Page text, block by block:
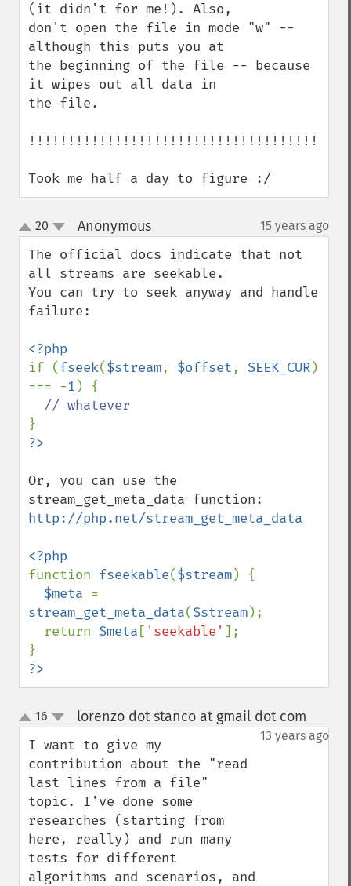
(it didn't for me!). Also,
don't open the file in mode "w" --
although this puts you at
the beginning of the file -- because
it wipes out all data in
the file.
!!!!!!!!!!!!!!!!!!!!!!!!!!!!!!!!!!!!!!
Took me half a day to figure :/
up
down
20 Anonymous¶ 15 years ago
The official docs indicate that not
all streams are seekable.
You can try to seek anyway and handle
failure:
if (fseek($stream, $offset, SEEK_CUR)
=== -1 ) {
Or, you can use the
http://php.net/stream_get_meta_data
function fseekable($stream) {
$meta
stream_get_meta_data($stream);
  return
$meta [ 'seekable' ];
?>
up
down
16 lorenzo dot stanco at gmail dot com
13 years ago
I want to give my
contribution about the "read
last lines from a file"
topic. I've done some
researches (starting from
here, really) and run many
tests for different
algorithms and scenarios, and